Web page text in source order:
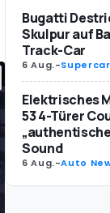
Bugatti
Skulpur auf
Track-Car
6 Aug.-
Elektrisches
53 4-Türer
Sound
6 Aug.-Auto